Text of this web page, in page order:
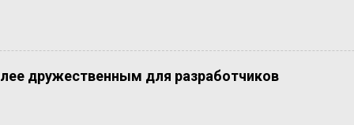
дружественным для разработчиков